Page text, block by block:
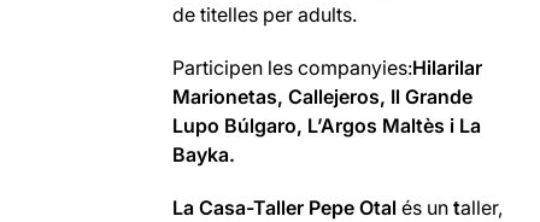
de titelles per adults.
Participen les companyies:Hilarilar
Marionetas,Callejeros, Il Grande
Lupo Búlgaro, L’Argos Maltès i La
Bayka.
La Casa-Taller Pepe Otalés un taller,